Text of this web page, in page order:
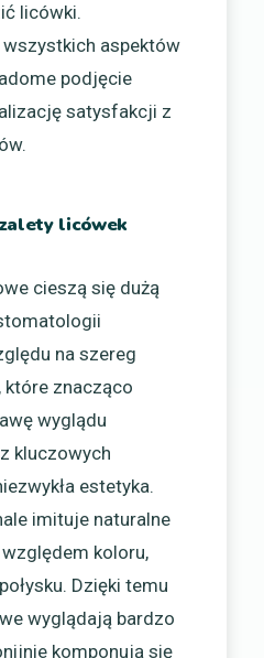
licówki.
aspektów
podjęcie
satysfakcji z
licówek
cieszą się dużą
na szereg
które znacząco
wyglądu
kluczowych
estetyka.
imituje naturalne
koloru,
Dzięki temu
wyglądają bardzo
komponują się